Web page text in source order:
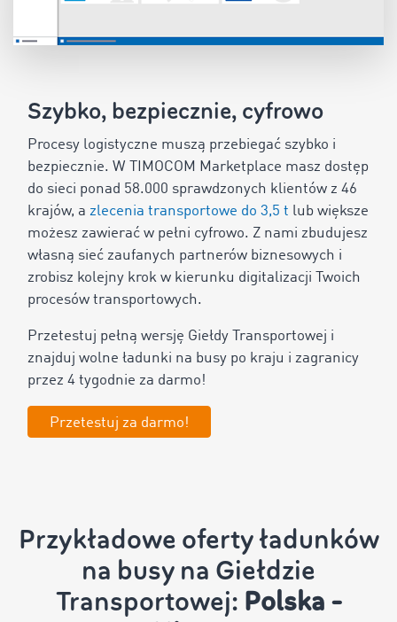
Szybko, bezpiecznie, cyfrowo
Procesy logistyczne muszą przebiegać szybko i
bezpiecznie. W TIMOCOM Marketplace masz dostęp
do sieci ponad 58.000 sprawdzonych klientów z 46
krajów, a zlecenia transportowe do 3,5 t lub większe
możesz zawierać w pełni cyfrowo. Z nami zbudujesz
własną sieć zaufanych partnerów biznesowych i
zrobisz kolejny krok w kierunku digitalizacji Twoich
procesów transportowych.
Przetestuj pełną wersję Giełdy Transportowej i
znajduj wolne ładunki na busy po kraju i zagranicy
przez 4 tygodnie za darmo!
Przetestuj za darmo!
Przykładowe oferty ładunków
na busy na Giełdzie
Transportowej: Polska -